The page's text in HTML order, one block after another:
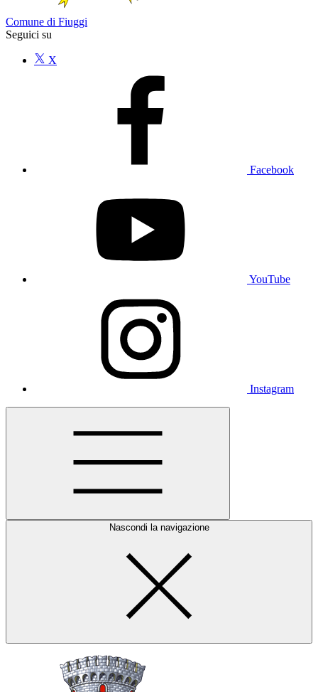
Comune di Fiuggi
Seguici su
X
Facebook
YouTube
Instagram
Nascondi la navigazione